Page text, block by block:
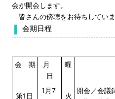
会が開会します。
皆さんの傍聴をお待ちしていま
会期日程
会 期
月
日
曜
第1日
1月7
火
開会／会議